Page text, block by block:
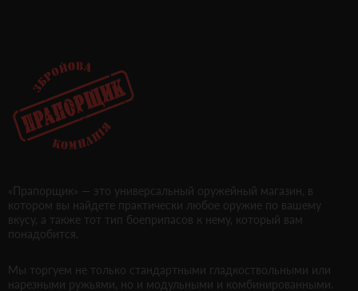
«Прапорщик» — это универсальный оружейный магазин, в
котором вы найдете практически любое оружие по вашему
вкусу, а также тот тип боеприпасов к нему, который вам
понадобится.
Мы торгуем не только стандартными гладкоствольными или
нарезными ружьями, но и модульными и комбинированными.